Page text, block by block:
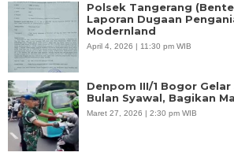
Polsek Tangerang
Laporan Dugaan
Modernland
April 4, 2026 | 11:30 pm WIB
Denpom III/1 Bogor
Bulan Syawal, Bagikan
Maret 27, 2026 | 2:30 pm WIB